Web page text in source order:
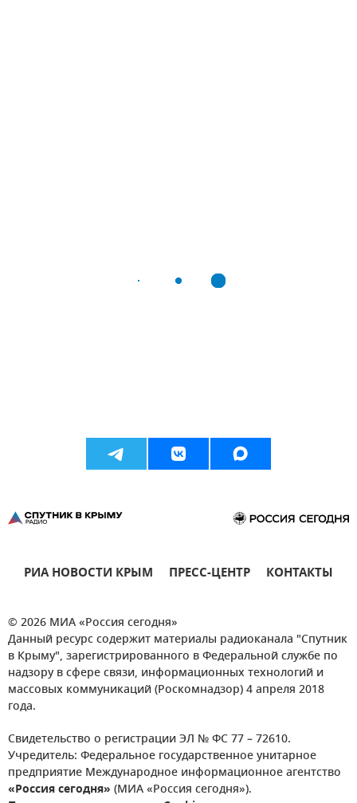
РИА НОВОСТИ КРЫМ ПРЕСС-ЦЕНТР КОНТАКТЫ
© 2026 МИА «Россия сегодня»
Данный ресурс содержит материалы радиоканала "Спутник
в Крыму", зарегистрированного в Федеральной службе по
надзору в сфере связи, информационных технологий и
массовых коммуникаций (Роскомнадзор) 4 апреля 2018
года.
Свидетельство о регистрации ЭЛ № ФС 77 – 72610.
Учредитель: Федеральное государственное унитарное
предприятие Международное информационное агентство
«Россия сегодня» (МИА «Россия сегодня»).